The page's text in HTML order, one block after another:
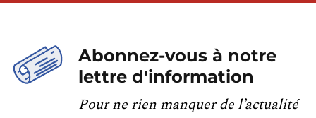
Abonnez-vous à notre
lettre d'information
Pour ne rien manquer de l’actualité